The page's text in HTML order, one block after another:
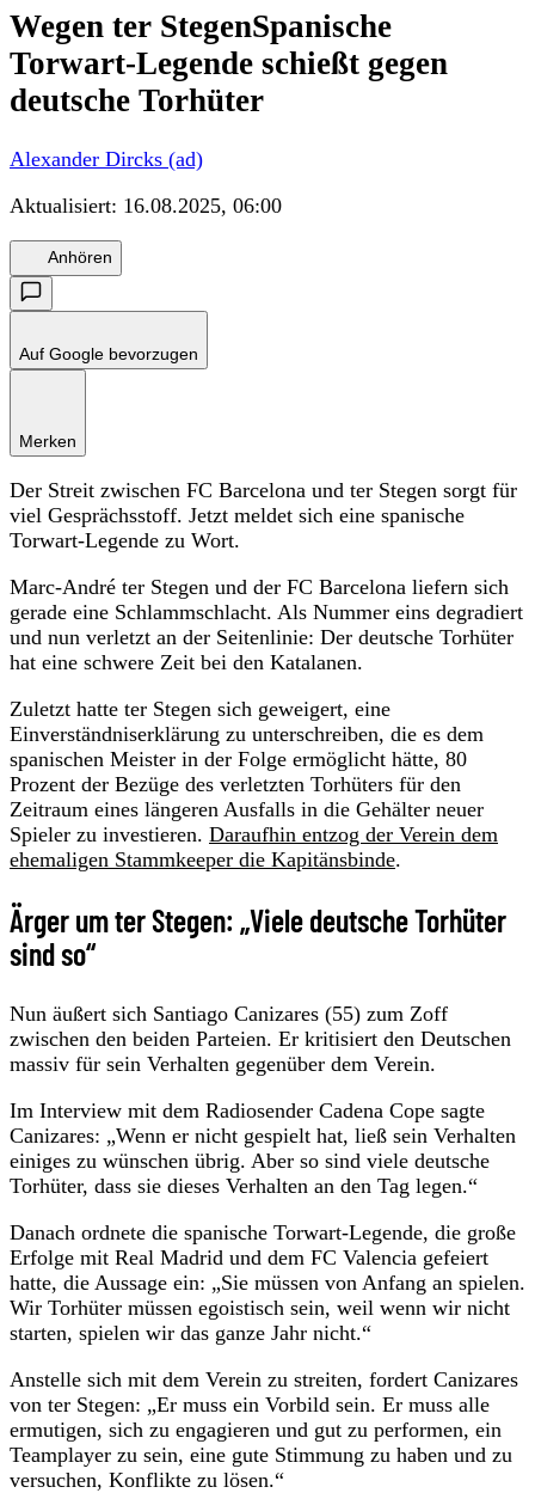
Wegen ter StegenSpanische
Torwart-Legende schießt gegen
deutsche Torhüter
Alexander Dircks (ad)
Aktualisiert: 16.08.2025, 06:00
Anhören
Auf Google bevorzugen
Merken
Der Streit zwischen FC Barcelona und ter Stegen sorgt für
viel Gesprächsstoff. Jetzt meldet sich eine spanische
Torwart-Legende zu Wort.
Marc-André ter Stegen und der FC Barcelona liefern sich
gerade eine Schlammschlacht. Als Nummer eins degradiert
und nun verletzt an der Seitenlinie: Der deutsche Torhüter
hat eine schwere Zeit bei den Katalanen.
Zuletzt hatte ter Stegen sich geweigert, eine
Einverständniserklärung zu unterschreiben, die es dem
spanischen Meister in der Folge ermöglicht hätte, 80
Prozent der Bezüge des verletzten Torhüters für den
Zeitraum eines längeren Ausfalls in die Gehälter neuer
Spieler zu investieren. Daraufhin entzog der Verein dem
ehemaligen Stammkeeper die Kapitänsbinde.
Ärger um ter Stegen: „Viele deutsche Torhüter
sind so“
Nun äußert sich Santiago Canizares (55) zum Zoff
zwischen den beiden Parteien. Er kritisiert den Deutschen
massiv für sein Verhalten gegenüber dem Verein.
Im Interview mit dem Radiosender Cadena Cope sagte
Canizares: „Wenn er nicht gespielt hat, ließ sein Verhalten
einiges zu wünschen übrig. Aber so sind viele deutsche
Torhüter, dass sie dieses Verhalten an den Tag legen.“
Danach ordnete die spanische Torwart-Legende, die große
Erfolge mit Real Madrid und dem FC Valencia gefeiert
hatte, die Aussage ein: „Sie müssen von Anfang an spielen.
Wir Torhüter müssen egoistisch sein, weil wenn wir nicht
starten, spielen wir das ganze Jahr nicht.“
Anstelle sich mit dem Verein zu streiten, fordert Canizares
von ter Stegen: „Er muss ein Vorbild sein. Er muss alle
ermutigen, sich zu engagieren und gut zu performen, ein
Teamplayer zu sein, eine gute Stimmung zu haben und zu
versuchen, Konflikte zu lösen.“